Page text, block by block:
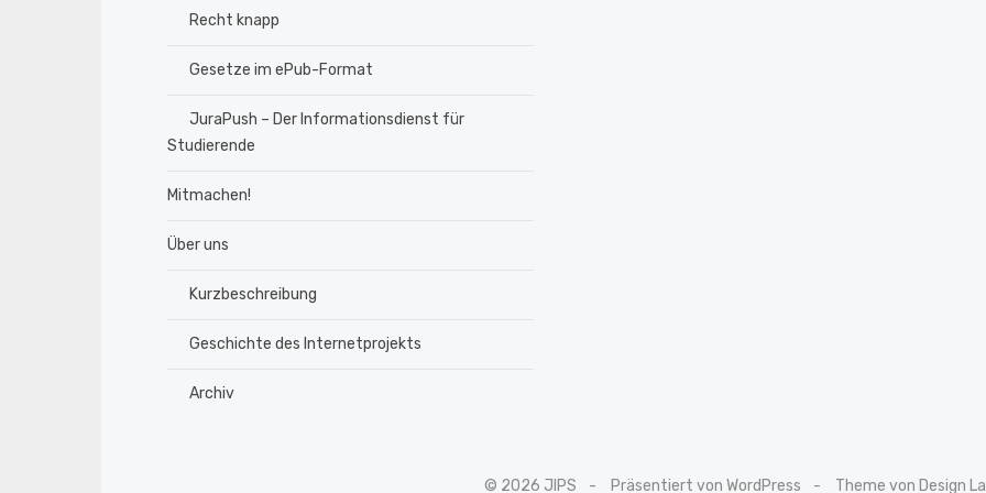
Recht knapp
Gesetze im ePub-Format
JuraPush – Der Informationsdienst für
Studierende
Mitmachen!
Über uns
Kurzbeschreibung
Geschichte des Internetprojekts
Archiv
© 2026 JIPS Präsentiert von WordPress Theme von Design